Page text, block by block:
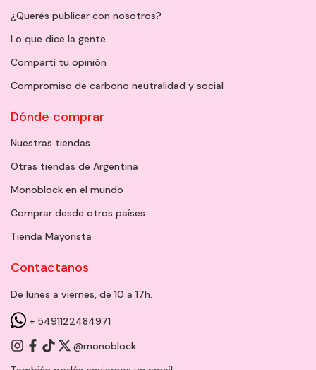
¿Querés publicar con nosotros?
Lo que dice la gente
Compartí tu opinión
Compromiso de carbono neutralidad y social
Dónde comprar
Nuestras tiendas
Otras tiendas de Argentina
Monoblock en el mundo
Comprar desde otros países
Tienda Mayorista
Contactanos
De lunes a viernes, de 10 a 17h.
+ 5491122484971
@monoblock